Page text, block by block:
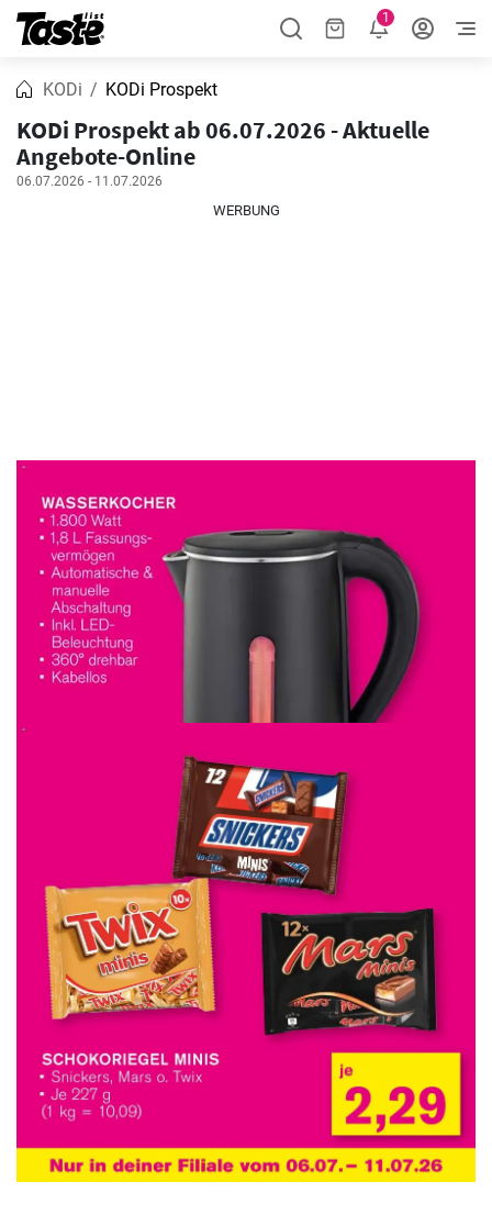
1
KODi KODi Prospekt
KODi Prospekt ab 06.07.2026 - Aktuelle
Angebote-Online
06.07.2026 - 11.07.2026
WERBUNG
WERBUNG